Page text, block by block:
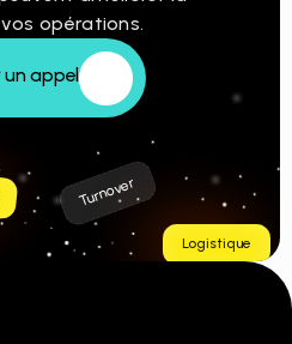
opérations.
un appel
Logistique
Turnover